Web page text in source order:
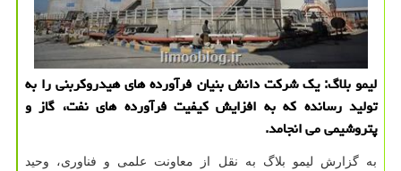
لیمو بلاگ: یک شرکت دانش بنیان فرآورده های هیدروکربنی را به
تولید رسانده که به افزایش کیفیت فرآورده های نفت، گاز و
پتروشیمی می انجامد.
به گزارش لیمو بلاگ به نقل از معاونت علمی و فناوری، وحید